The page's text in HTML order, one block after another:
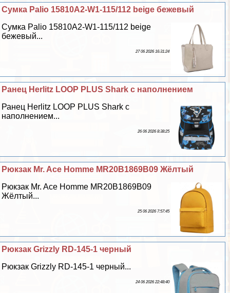
Сумка Palio 15810A2-W1-115/112 beige бежевый
Сумка Palio 15810A2-W1-115/112 beige
бежевый...
27 06 2026 16:31:24
Ранец Herlitz LOOP PLUS Shark с наполнением
Ранец Herlitz LOOP PLUS Shark с
наполнением...
26 06 2026 8:38:25
Рюкзак Mr. Ace Homme MR20B1869B09 Жёлтый
Рюкзак Mr. Ace Homme MR20B1869B09
Жёлтый...
25 06 2026 7:57:45
Рюкзак Grizzly RD-145-1 черный
Рюкзак Grizzly RD-145-1 черный...
24 06 2026 22:48:40